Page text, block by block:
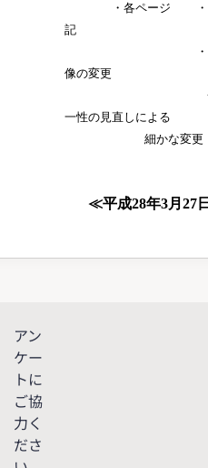
・各ページ ・源
記
・デザイン
像の変更
・その他、
一性の見直しによる
細かな変更
≪平成28年3月27
アン
ケー
トに
ご協
力く
ださ